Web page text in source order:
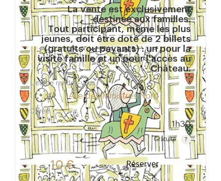
La vente est exclusivement
destinée aux familles.
Tout participant, même les plus
jeunes, doit être doté de 2 billets
(gratuits ou payants) : un pour la
visite famille et un pour l'accès au
Château.
Lieu de rendez-vous
Aile des Ministres Nord
Durée
1h30
Gratuité
Gratuit pour les enfants de moins de 10 ans.Tarif
10 € Réserver